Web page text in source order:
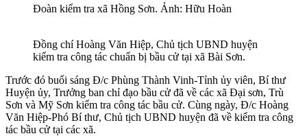
Đoàn kiểm tra xã Hồng Sơn. Ảnh: Hữu Hoàn
Đồng chí Hoàng Văn Hiệp, Chủ tịch UBND huyện
kiểm tra công tác chuẩn bị bầu cử tại xã Bài Sơn.
Trước đó buổi sáng Đ/c Phùng Thành Vinh-Tỉnh ủy viên, Bí thư
Huyện ủy, Trưởng ban chỉ đạo bầu cử đã về các xã Đại sơn, Trù
Sơn và Mỹ Sơn kiểm tra công tác bầu cử. Cùng ngày, Đ/c Hoàng
Văn Hiệp-Phó Bí thư, Chủ tịch UBND huyện đã về kiểm tra công
tác bầu cử tại các xã.